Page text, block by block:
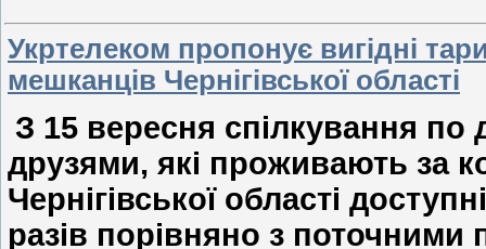
Укртелеком пропонує вигідні
мешканців Чернігівської області
З 15 вересня спілкування
друзями, які проживають за
Чернігівської області
разів порівняно з